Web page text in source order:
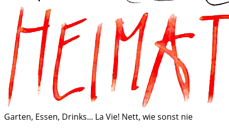
Garten, Essen, Drinks... La Vie! Nett, wie sonst nie